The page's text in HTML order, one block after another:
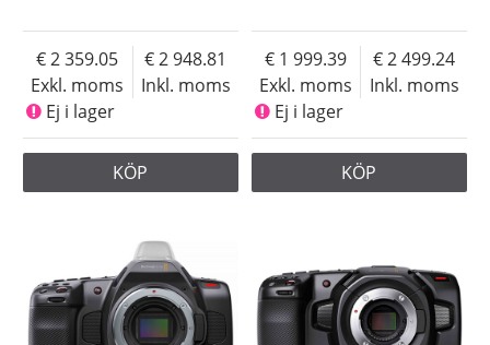
Exkl. moms
2 359.05
Inkl. moms
2 948.81
Ej i lager
KÖP
Exkl. moms
1 999.39
Inkl. moms
2 499.24
Ej i lager
KÖP